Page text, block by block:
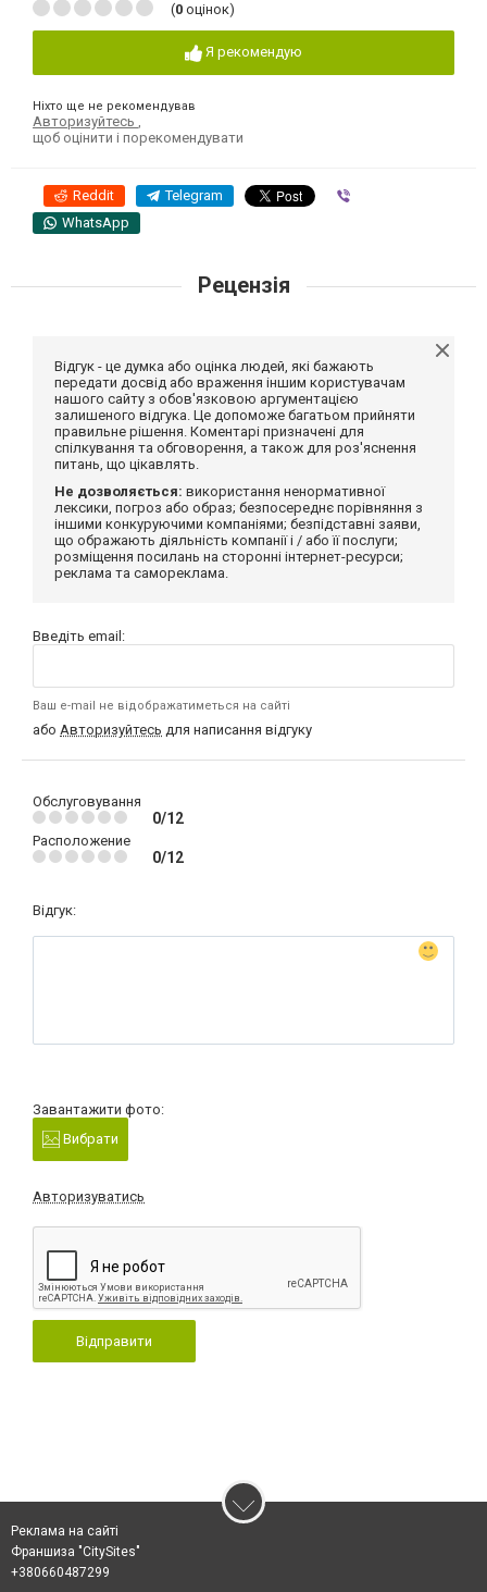
(0 оцінок)
Я рекомендую
Ніхто ще не рекомендував
Авторизуйтесь
щоб оцінити і порекомендувати
Reddit Telegram
WhatsApp
Рецензія
Відгук - це думка або оцінка людей, які бажають
передати досвід або враження іншим користувачам
нашого сайту з обов'язковою аргументацією
залишеного відгука. Це допоможе багатьом прийняти
правильне рішення. Коментарі призначені для
спілкування та обговорення, а також для роз'яснення
питань, що цікавлять.
Не дозволяється: використання ненормативної
лексики, погроз або образ; безпосереднє порівняння з
іншими конкуруючими компаніями; безпідставні заяви,
що ображають діяльність компанії і / або її послуги;
розміщення посилань на сторонні інтернет-ресурси;
реклама та самореклама.
Введіть email:
Ваш e-mail не відображатиметься на сайті
або Авторизуйтесь для написання відгуку
Обслуговування
0/12
Расположение
0/12
Відгук:
Завантажити фото:
Вибрати
Авторизуватись
Відправити
Реклама на сайті
Франшиза "CitySites"
+380660487299